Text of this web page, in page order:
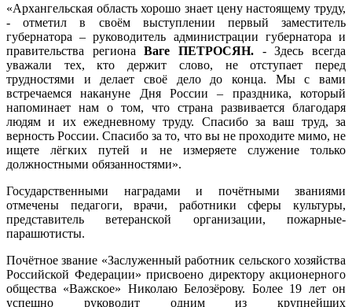
«Архангельская область хорошо знает цену настоящему труду,
- отметил в своём выступлении первый заместитель
губернатора – руководитель администрации губернатора и
правительства регионаВаге ПЕТРОСЯН. - Здесь всегда
уважали тех, кто держит слово, не отступает перед
трудностями и делает своё дело до конца. Мы с вами
встречаемся накануне Дня России – праздника, который
напоминает нам о том, что страна развивается благодаря
людям и их ежедневному труду. Спасибо за ваш труд, за
верность России. Спасибо за то, что вы не проходите мимо, не
ищете лёгких путей и не измеряете служение только
должностными обязанностями».
Государственными наградами и почётными званиями
отмечены педагоги, врачи, работники сферы культуры,
представитель ветеранской организации, пожарные-
парашютисты.
Почётное звание «Заслуженный работник сельского хозяйства
Российской Федерации» присвоено директору акционерного
общества «Важское» Николаю Белозёрову. Более 19 лет он
успешно руководит одним из крупнейших